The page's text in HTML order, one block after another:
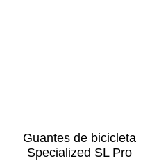
Guantes de bicicleta
Specialized SL Pro